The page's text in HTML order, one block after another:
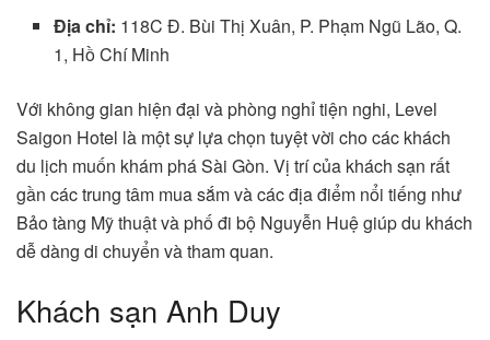
Địa chỉ: 118C Đ. Bùi Thị Xuân, P. Phạm Ngũ Lão, Q.
1, Hồ Chí Minh
Với không gian hiện đại và phòng nghỉ tiện nghi, Level
Saigon Hotel là một sự lựa chọn tuyệt vời cho các khách
du lịch muốn khám phá Sài Gòn. Vị trí của khách sạn rất
gần các trung tâm mua sắm và các địa điểm nổi tiếng như
Bảo tàng Mỹ thuật và phố đi bộ Nguyễn Huệ giúp du khách
dễ dàng di chuyển và tham quan.
Khách sạn Anh Duy